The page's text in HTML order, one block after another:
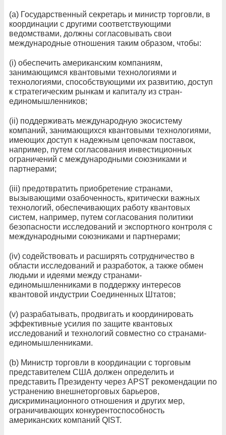
(а) Государственный секретарь и министр торговли, в
координации с другими соответствующими
ведомствами, должны согласовывать свои
международные отношения таким образом, чтобы:
(i) обеспечить американским компаниям,
занимающимся квантовыми технологиями и
технологиями, способствующими их развитию, доступ
к стратегическим рынкам и капиталу из стран-
единомышленников;
(ii) поддерживать международную экосистему
компаний, занимающихся квантовыми технологиями,
имеющих доступ к надежным цепочкам поставок,
например, путем согласования инвестиционных
ограничений с международными союзниками и
партнерами;
(iii) предотвратить приобретение странами,
вызывающими озабоченность, критически важных
технологий, обеспечивающих работу квантовых
систем, например, путем согласования политики
безопасности исследований и экспортного контроля с
международными союзниками и партнерами;
(iv) содействовать и расширять сотрудничество в
области исследований и разработок, а также обмен
людьми и идеями между странами-
единомышленниками в поддержку интересов
квантовой индустрии Соединенных Штатов;
(v) разрабатывать, продвигать и координировать
эффективные усилия по защите квантовых
исследований и технологий совместно со странами-
единомышленниками.
(b) Министр торговли в координации с торговым
представителем США должен определить и
представить Президенту через APST рекомендации по
устранению внешнеторговых барьеров,
дискриминационного отношения и других мер,
ограничивающих конкурентоспособность
американских компаний QIST.